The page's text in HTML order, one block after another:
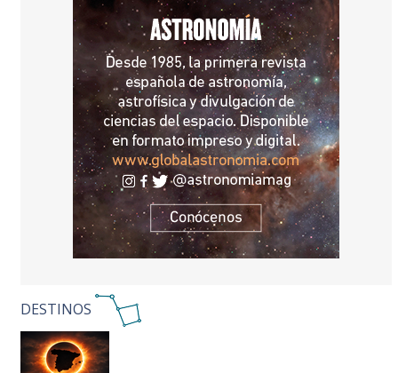
DESTINOS
ESPECIAL | El eclipse ya está aquí: todo lo que necesitas para
vivir el 12 de agosto
Interior moviliza 33.600 agentes para el gran dispositivo del
eclipse